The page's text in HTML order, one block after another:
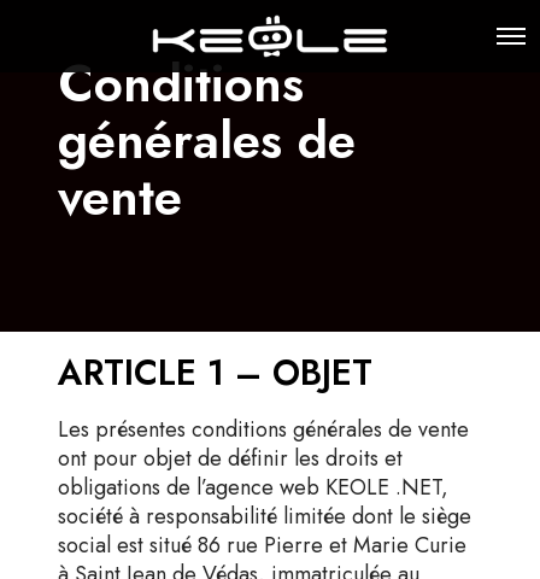
Conditions
générales de
vente
ARTICLE 1 – OBJET
Les présentes conditions générales de vente
ont pour objet de définir les droits et
obligations de l’agence web KEOLE .NET,
société à responsabilité limitée dont le siège
social est situé 86 rue Pierre et Marie Curie